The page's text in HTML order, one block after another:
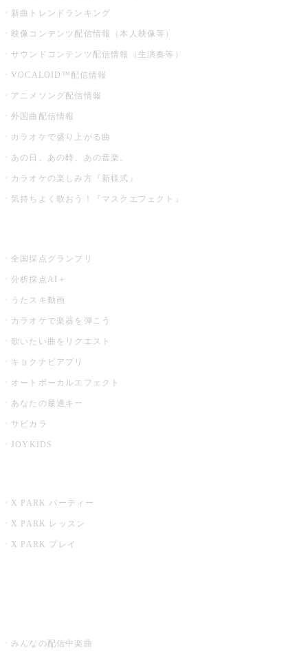
新曲トレンドランキング
映像コンテンツ配信情報（本人映像等）
サウンドコンテンツ配信情報（生演奏等）
VOCALOID™配信情報
アニメソング配信情報
外国曲配信情報
カラオケで盛り上がる曲
あの日、あの時、あの音楽。
カラオケの楽しみ方『新様式』
気持ちよく歌おう！『マスクエフェクト』
全国採点グランプリ
分析採点AI＋
うたスキ動画
カラオケで楽器を弾こう
歌いたい曲をリクエスト
キョクナビアプリ
オートボーカルエフェクト
あなたの最適キー
サビカラ
JOYKIDS
X PARK パーティー
X PARK レッスン
X PARK プレイ
みんなの配信中楽曲